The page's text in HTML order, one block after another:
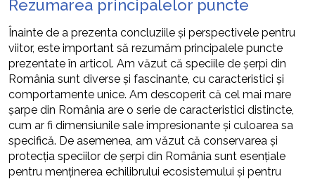
Rezumarea principalelor puncte
Înainte de a prezenta concluziile și perspectivele pentru
viitor, este important să rezumăm principalele puncte
prezentate în articol. Am văzut că speciile de șerpi din
România sunt diverse și fascinante, cu caracteristici și
comportamente unice. Am descoperit că cel mai mare
șarpe din România are o serie de caracteristici distincte,
cum ar fi dimensiunile sale impresionante și culoarea sa
specifică. De asemenea, am văzut că conservarea și
protecția speciilor de șerpi din România sunt esențiale
pentru menținerea echilibrului ecosistemului și pentru